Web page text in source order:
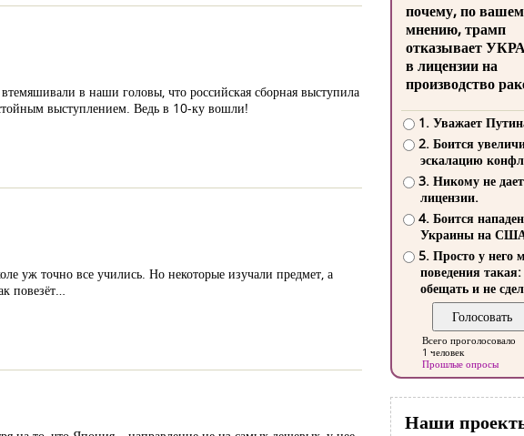
в наши головы, что российская сборная выступила
выступлением. Ведь в 10-ку вошли!
уж точно все учились. Но некоторые изучали предмет, а
повезёт…
почему, по
мнению, трамп
отказывает
в лицензии на
производство
1. Уважает
2. Боится
эскалацию
3. Никому не
лицензии.
4. Боится
Украины на
5. Просто у него
поведения такая:
обещать и не
Всего проголосовало
1 человек
Прошлые опросы
Наши